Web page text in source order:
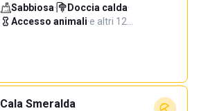
Sabbiosa· Doccia calda·
Accesso animali·e altri 12…
Cala Smeralda